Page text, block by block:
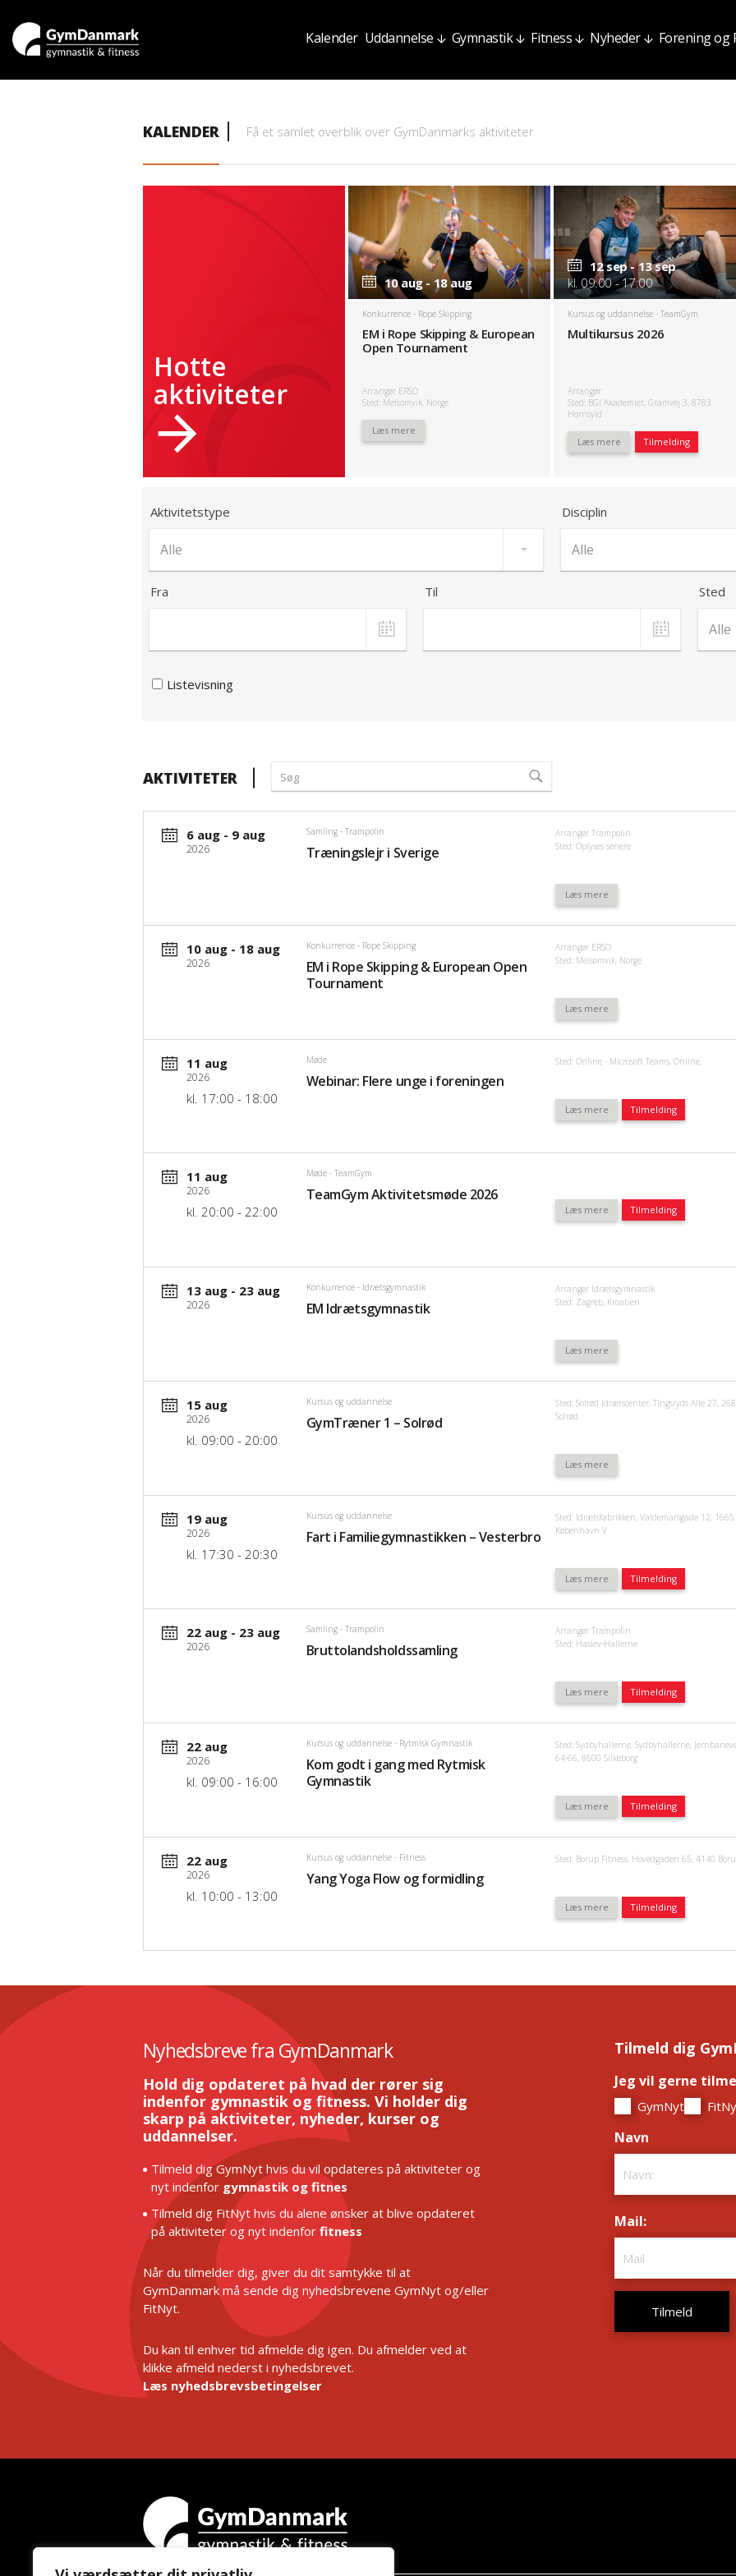
Kalender Uddannelse Gymnastik Fitness Nyheder Forening og
KALENDER Få et samlet overblik over GymDanmarks aktiviteter
Hotte
aktiviteter
10 aug - 18 aug
Konkurrence - Rope Skipping
EM i Rope Skipping & European
Open Tournament
Arrangør ERSO
Sted: Melsomvik, Norge
Læs mere
12 sep - 13 sep
kl. 09:00 - 17:00
Kursus og uddannelse - TeamGym
Multikursus 2026
Arrangør
Sted: BGI Akademiet, Gramvej 3, 8783
Hornsyld
Læs mere Tilmelding
Aktivitetstype Disciplin
Fra Til Sted
Listevisning
AKTIVITETER
6 aug - 9 aug
2026
Samling- Trampolin
Træningslejr i Sverige
Arrangør Trampolin
Sted: Oplyses senere
Læs mere
10 aug - 18 aug
2026
Konkurrence- Rope Skipping
EM i Rope Skipping & European Open
Tournament
Arrangør ERSO
Sted: Melsomvik, Norge
Læs mere
11 aug
2026
kl. 17:00 - 18:00
Møde
Webinar: Flere unge i foreningen
Sted: Online - Microsoft Teams, Online,
Læs mere Tilmelding
11 aug
2026
kl. 20:00 - 22:00
Møde- TeamGym
TeamGym Aktivitetsmøde 2026
Læs mere Tilmelding
13 aug - 23 aug
2026
Konkurrence- Idrætsgymnastik
EM Idrætsgymnastik
Arrangør Idrætsgymnastik
Sted: Zagreb, Kroatien
Læs mere
15 aug
2026
kl. 09:00 - 20:00
Kursus og uddannelse
GymTræner 1 – Solrød
Sted: Solrød Idrætscenter, Tingsryds Alle 27,
Solrød
Læs mere
19 aug
2026
kl. 17:30 - 20:30
Kursus og uddannelse
Fart i Familiegymnastikken – Vesterbro
Sted: Idrætsfabrikken, Valdemarsgade 12, 1665
København V
Læs mere Tilmelding
22 aug - 23 aug
2026
Samling- Trampolin
Bruttolandsholdssamling
Arrangør Trampolin
Sted: Haslev-Hallerne
Læs mere Tilmelding
22 aug
2026
kl. 09:00 - 16:00
Kursus og uddannelse- Rytmisk Gymnastik
Kom godt i gang med Rytmisk
Gymnastik
Sted: Sydbyhallerne, Sydbyhallerne,
64-66, 8600 Silkeborg
Læs mere Tilmelding
22 aug
2026
kl. 10:00 - 13:00
Kursus og uddannelse- Fitness
Yang Yoga Flow og formidling
Sted: Borup Fitness, Hovedgaden 65, 4140
Læs mere Tilmelding
Nyhedsbreve fra GymDanmark
Hold dig opdateret på hvad der rører sig
indenfor gymnastik og fitness. Vi holder dig
skarp på aktiviteter, nyheder, kurser og
uddannelser.
Tilmeld dig GymNyt hvis du vil opdateres på aktiviteter og
nyt indenfor gymnastik og fitnes
Tilmeld dig FitNyt hvis du alene ønsker at blive opdateret
på aktiviteter og nyt indenfor fitness
Når du tilmelder dig, giver du dit samtykke til at
GymDanmark må sende dig nyhedsbrevene GymNyt og/eller
FitNyt.
Du kan til enhver tid afmelde dig igen. Du afmelder ved at
klikke afmeld nederst i nyhedsbrevet.
Læs nyhedsbrevsbetingelser
Tilmeld dig
Jeg vil gerne
GymNyt
Navn
Mail: